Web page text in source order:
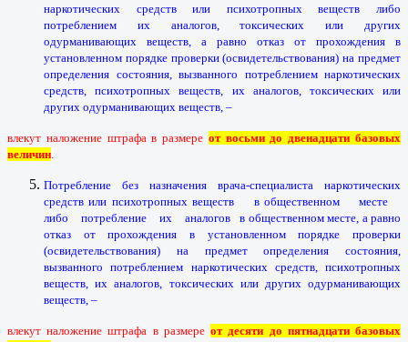
наркотических средств или психотропных веществ либо
потреблением их аналогов, токсических или других
одурманивающих веществ, а равно отказ от прохождения в
установленном порядке проверки (освидетельствования) на предмет
определения состояния, вызванного потреблением наркотических
средств, психотропных веществ, их аналогов, токсических или
других одурманивающих веществ, –
влекут наложение штрафа в размере от восьми до двенадцати базовых
величин
Потребление без назначения врача-специалиста наркотических
средств или психотропных веществ в общественном месте
либо потребление их аналогов в общественном месте, а равно
отказ от прохождения в установленном порядке проверки
(освидетельствования) на предмет определения состояния,
вызванного потреблением наркотических средств, психотропных
веществ, их аналогов, токсических или других одурманивающих
веществ, –
влекут наложение штрафа в размереот десяти до пятнадцати базовых